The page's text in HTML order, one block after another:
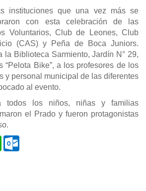
instituciones que una vez más se
con esta celebración de las
Voluntarios, Club de Leones, Club
(CAS) y Peña de Boca Juniors.
la Biblioteca Sarmiento, Jardín N° 29,
“Pelota Bike”, a los profesores de los
y personal municipal de las diferentes
al evento.
todos los niños, niñas y familias
el Prado y fueron protagonistas
WhatsApp